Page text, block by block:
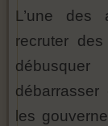
L’une des
recruter
débarrasser
les